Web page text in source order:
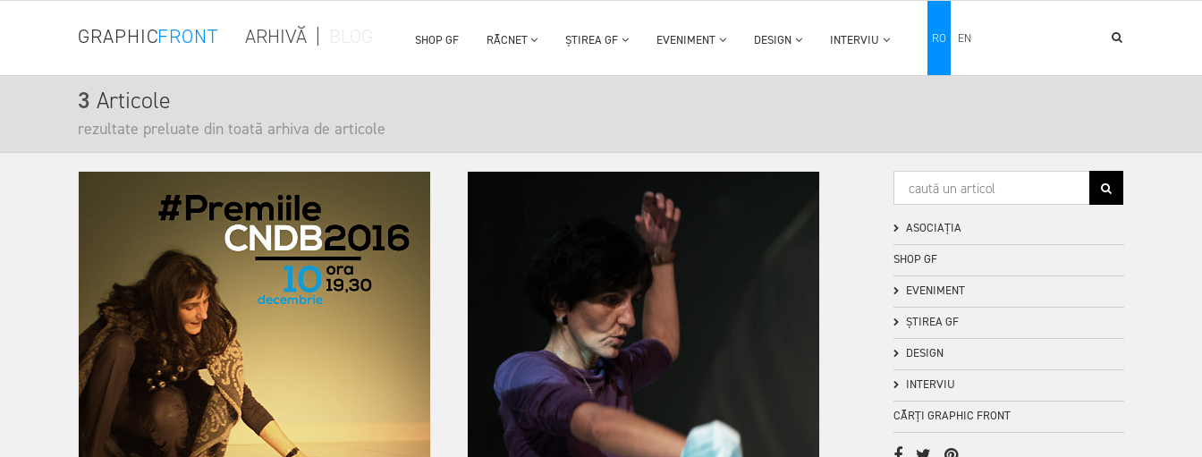
GRAPHICFRONT ARHIVĂ SHOP GF RĂCNET ȘTIREA GF EVENIMENT DESIGN INTERVIU RO EN
3 Articole
rezultate preluate din toată arhiva de articole
ASOCIAȚIA
SHOP GF
EVENIMENT
ȘTIREA GF
DESIGN
INTERVIU
CĂRȚI GRAPHIC FRONT